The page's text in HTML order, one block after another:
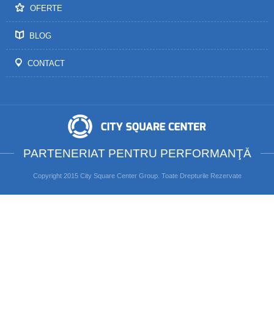
OFERTE
BLOG
CONTACT
PARTENERIAT PENTRU PERFORMANŢĂ
Copyright 2015 City Square Center Group. Toate Drepturile Rezervate